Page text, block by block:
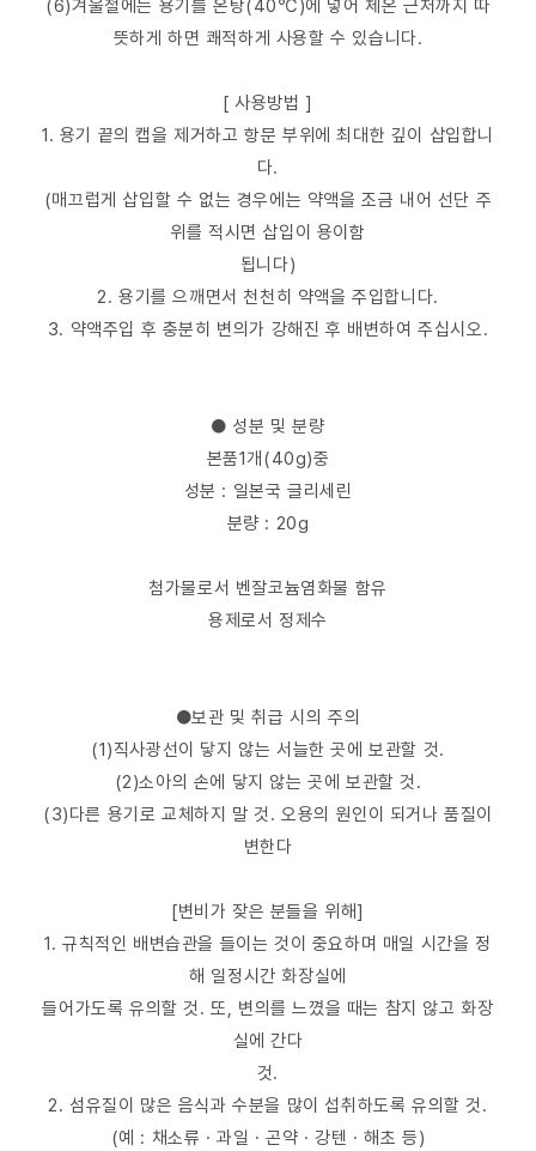
(6)겨울철에는 용기를 온탕(40℃)에 넣어 체온 근처까지 따
뜻하게 하면 쾌적하게 사용할 수 있습니다.
[ 사용방법 ]
1. 용기 끝의 캡을 제거하고 항문 부위에 최대한 깊이 삽입합니
다.
(매끄럽게 삽입할 수 없는 경우에는 약액을 조금 내어 선단 주
위를 적시면 삽입이 용이함
됩니다)
2. 용기를 으깨면서 천천히 약액을 주입합니다.
3. 약액주입 후 충분히 변의가 강해진 후 배변하여 주십시오.
● 성분 및 분량
본품1개(40g)중
성분 : 일본국 글리세린
분량 : 20g
첨가물로서 벤잘코늄염화물 함유
용제로서 정제수
●보관 및 취급 시의 주의
(1)직사광선이 닿지 않는 서늘한 곳에 보관할 것.
(2)소아의 손에 닿지 않는 곳에 보관할 것.
(3)다른 용기로 교체하지 말 것. 오용의 원인이 되거나 품질이
변한다
[변비가 잦은 분들을 위해]
1. 규칙적인 배변습관을 들이는 것이 중요하며 매일 시간을 정
해 일정시간 화장실에
들어가도록 유의할 것. 또, 변의를 느꼈을 때는 참지 않고 화장
실에 간다
것.
2. 섬유질이 많은 음식과 수분을 많이 섭취하도록 유의할 것.
(예 : 채소류 · 과일 · 곤약 · 강텐 · 해초 등)